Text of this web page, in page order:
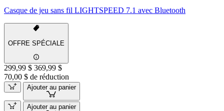
Casque de jeu sans fil LIGHTSPEED 7.1 avec Bluetooth
OFFRE SPÉCIALE
299,99 $ 369,99 $
70,00 $ de réduction
Ajouter au panier
Ajouter au panier